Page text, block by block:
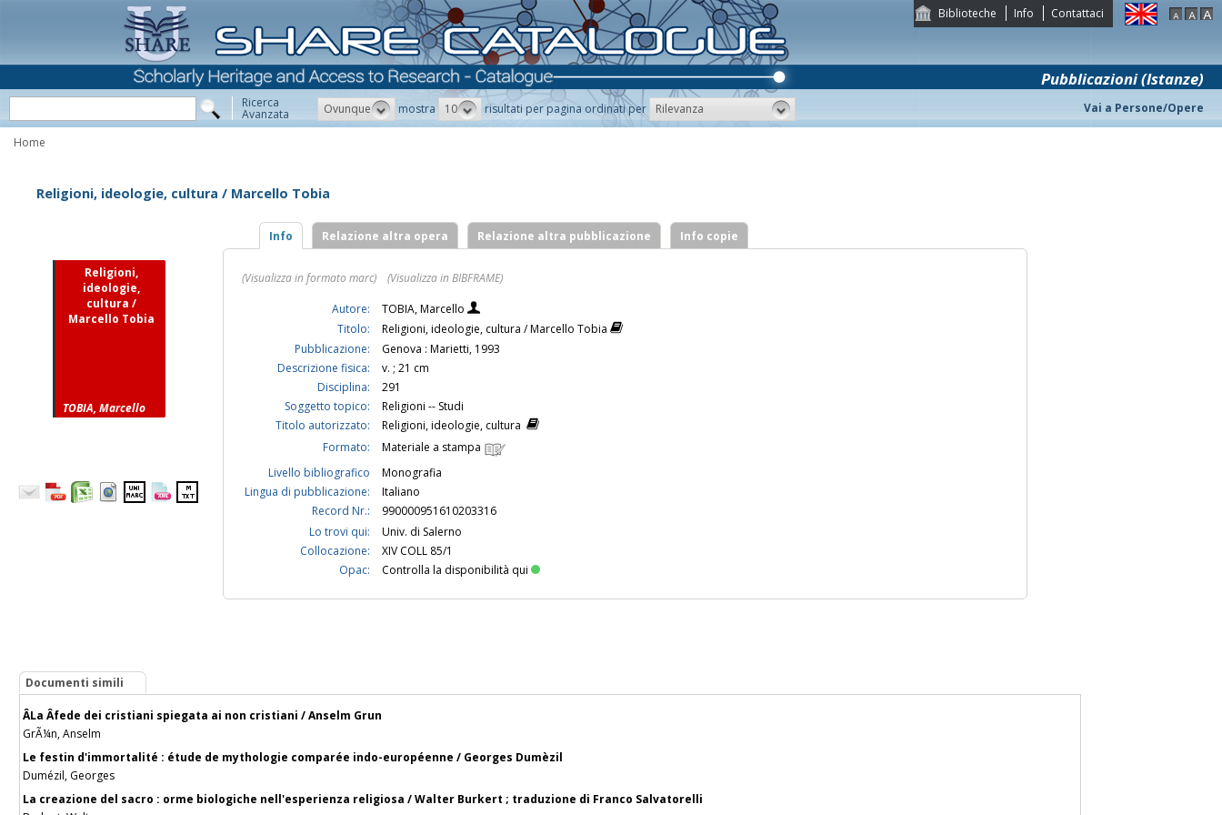
Biblioteche Info Contattaci
Pubblicazioni (Istanze)
Ricerca
Avanzata Ovunque mostra 10 risultati per pagina ordinati per Rilevanza Vai a Persone/Opere
Home
Religioni, ideologie, cultura / Marcello Tobia
Religioni,
ideologie,
cultura /
Marcello Tobia
TOBIA, Marcello
Info Relazione altra opera Relazione altra pubblicazione Info copie
(Visualizza in formato marc)
(Visualizza in BIBFRAME)
Autore:
TOBIA, Marcello
Titolo:
Religioni, ideologie, cultura / Marcello Tobia
Pubblicazione:
Genova : Marietti, 1993
Descrizione fisica:
v. ; 21 cm
Disciplina:
291
Soggetto topico:
Religioni -- Studi
Titolo autorizzato:
Religioni, ideologie, cultura
Formato:
Materiale a stampa
Livello bibliografico
Monografia
Lingua di pubblicazione:
Italiano
Record Nr.:
990000951610203316
Lo trovi qui:
Univ. di Salerno
Collocazione:
XIV COLL 85/1
Opac:
Controlla la disponibilità qui
Documenti simili
ÂLa Âfede dei cristiani spiegata ai non cristiani / Anselm Grun
GrÃ¼n, Anselm
Le festin d'immortalité : étude de mythologie comparée indo-européenne / Georges Dumèzil
Dumézil, Georges
La creazione del sacro : orme biologiche nell'esperienza religiosa / Walter Burkert ; traduzione di Franco Salvatorelli